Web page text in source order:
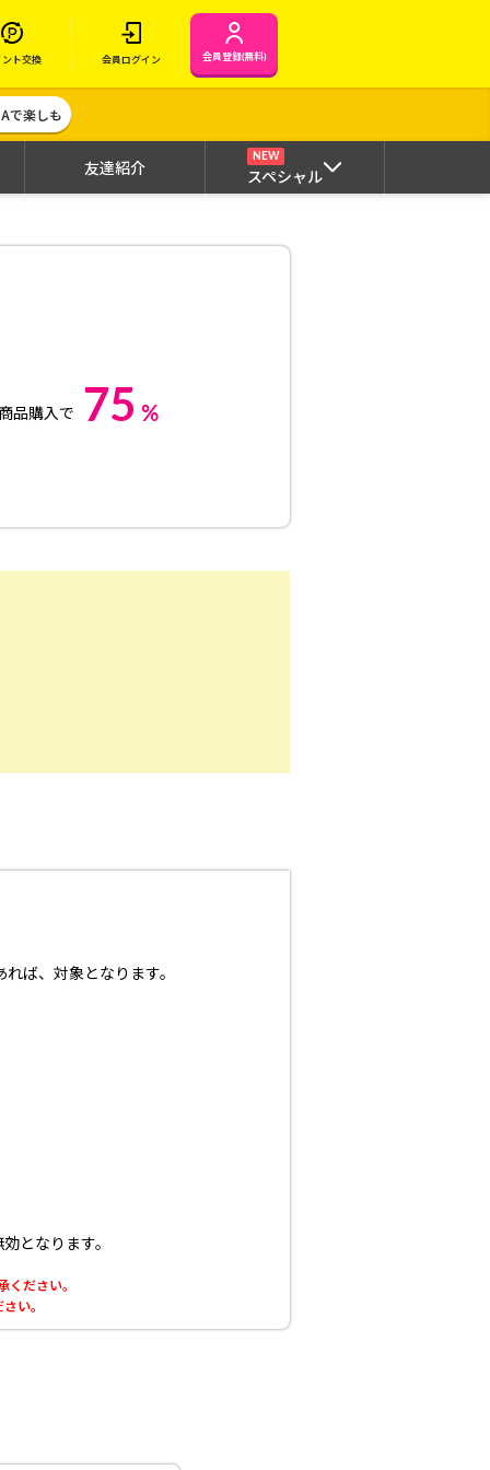
ント交換 会員ログイン 会員登録(無料)
で楽しも
友達紹介
NEW
スペシャル
品購入で 75 %
ば、対象となります。
となります。
ださい。
い。